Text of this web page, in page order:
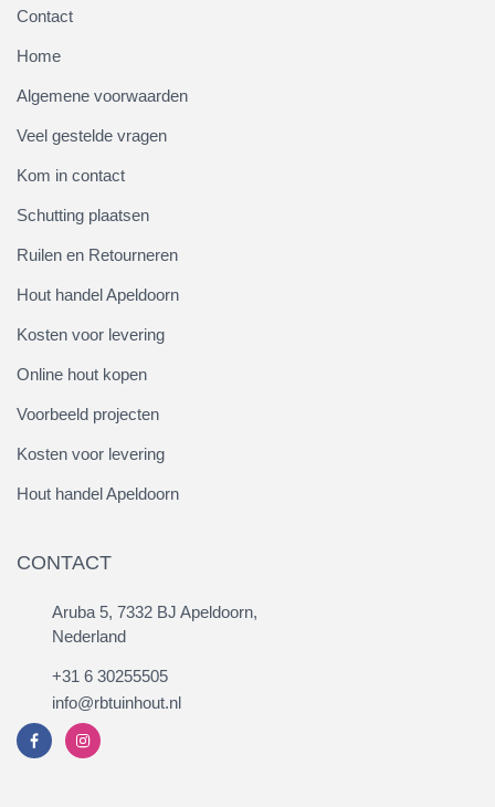
Contact
Home
Algemene voorwaarden
Veel gestelde vragen
Kom in contact
Schutting plaatsen
Ruilen en Retourneren
Hout handel Apeldoorn
Kosten voor levering
Online hout kopen
Voorbeeld projecten
Kosten voor levering
Hout handel Apeldoorn
CONTACT
Aruba 5, 7332 BJ Apeldoorn,
Nederland
+31 6 30255505
info@rbtuinhout.nl